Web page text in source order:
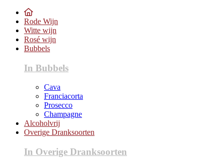
Rode Wijn
Witte wijn
Rosé wijn
Bubbels
In Bubbels
Cava
Franciacorta
Prosecco
Champagne
Alcoholvrij
Overige Dranksoorten
In Overige Dranksoorten